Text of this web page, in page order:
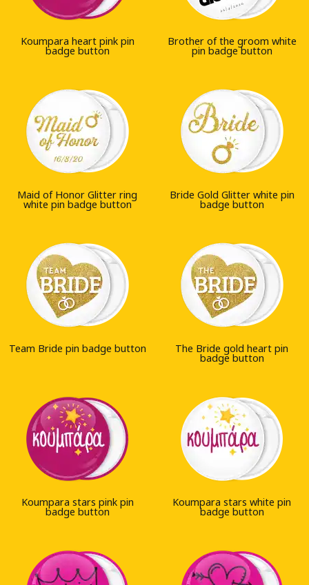
Koumpara heart pink pin
badge button
Brother of the groom white
pin badge button
Maid of Honor Glitter ring
white pin badge button
Bride Gold Glitter white pin
badge button
Team Bride pin badge button The Bride gold heart pin
badge button
Koumpara stars pink pin
badge button
Koumpara stars white pin
badge button